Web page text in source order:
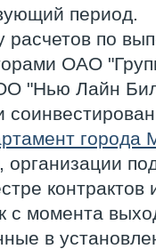
период.
расчетов по
ОАО
"Нью Лайн
города
контрактов
с момента
в